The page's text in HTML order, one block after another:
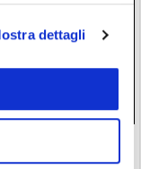
dettagli
Da marzo